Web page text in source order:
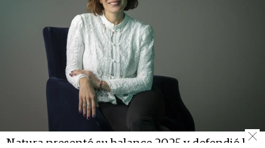
Natura presentó su balance 2025 y defendió la